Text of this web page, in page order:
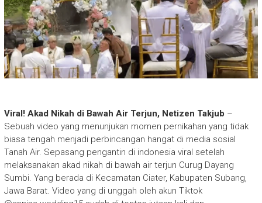
Viral! Akad Nikah di Bawah Air Terjun, Netizen Takjub –
Sebuah video yang menunjukan momen pernikahan yang tidak
biasa tengah menjadi perbincangan hangat di media sosial
Tanah Air. Sepasang pengantin di indonesia viral setelah
melaksanakan akad nikah di bawah air terjun Curug Dayang
Sumbi. Yang berada di Kecamatan Ciater, Kabupaten Subang,
Jawa Barat. Video yang di unggah oleh akun Tiktok